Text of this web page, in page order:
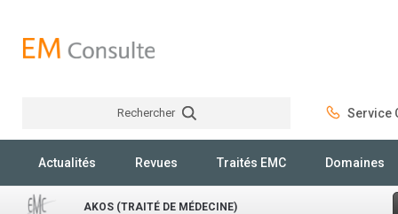
Rechercher Service
Actualités Revues Traités EMC Domaines
AKOS (TRAITÉ DE MÉDECINE)